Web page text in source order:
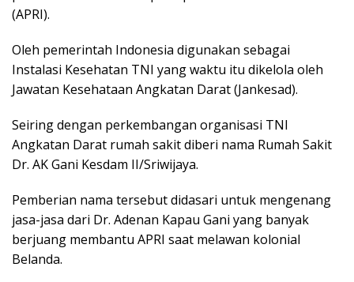
(APRI).
Oleh pemerintah Indonesia digunakan sebagai
Instalasi Kesehatan TNI yang waktu itu dikelola oleh
Jawatan Kesehataan Angkatan Darat (Jankesad).
Seiring dengan perkembangan organisasi TNI
Angkatan Darat rumah sakit diberi nama Rumah Sakit
Dr. AK Gani Kesdam II/Sriwijaya.
Pemberian nama tersebut didasari untuk mengenang
jasa-jasa dari Dr. Adenan Kapau Gani yang banyak
berjuang membantu APRI saat melawan kolonial
Belanda.